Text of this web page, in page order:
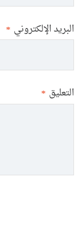
البريد الإلكتروني *
التعليق *